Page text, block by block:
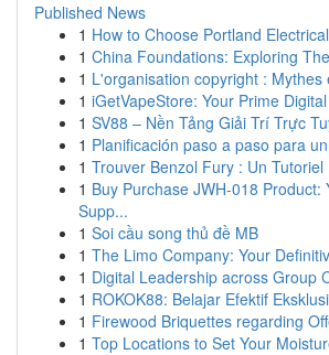
Published News
1 How to Choose Portland
1 China Foundations: Exploring
1 L'organisation copyright : Mythes
1 iGetVapeStore: Your Prime
1 SV88 – Nền Tảng Giải Trí Trực
1 Planificación paso a paso para
1 Trouver Benzol Fury : Un Tutoriel
1 Buy Purchase JWH-018 Product:
Supp...
1 Soi cầu song thủ đề MB
1 The Limo Company: Your
1 Digital Leadership across Group
1 ROKOK88: Belajar Efektif
1 Firewood Briquettes regarding
1 Top Locations to Set Your